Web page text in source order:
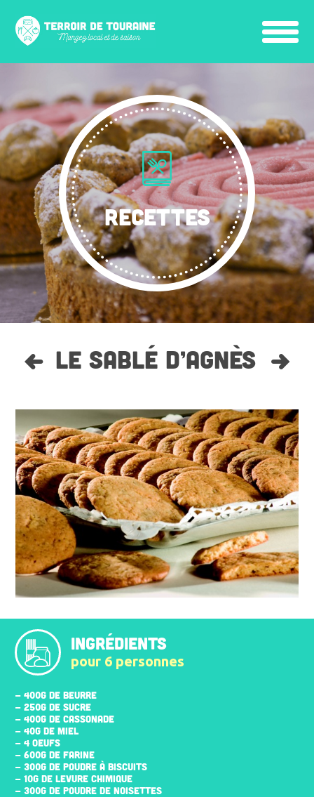
RECETTES
LE SABLÉ D’AGNÈS
INGRÉDIENTS
pour 6 personnes
- 400G DE BEURRE
- 250G DE SUCRE
- 400G DE CASSONADE
- 40G DE MIEL
- 4 ŒUFS
- 600G DE FARINE
- 300G DE POUDRE À BISCUITS
- 10G DE LEVURE CHIMIQUE
- 300G DE POUDRE DE NOISETTES